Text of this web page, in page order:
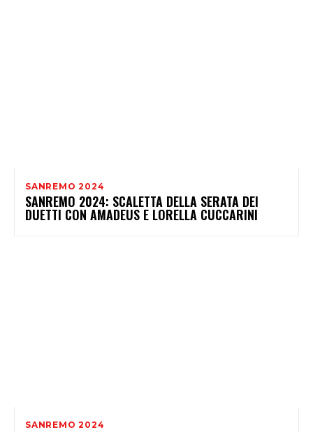
SANREMO 2024
SANREMO 2024: SCALETTA DELLA SERATA DEI
DUETTI CON AMADEUS E LORELLA CUCCARINI
SANREMO 2024